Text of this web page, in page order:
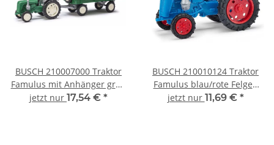
BUSCH 210007000 Traktor
Famulus mit Anhänger grün
Fertigmodell 1:87
jetzt nur 17,54 € *
BUSCH 210010124 Traktor
Famulus blau/rote Felgen
Modell 1:87
jetzt nur 11,69 € *